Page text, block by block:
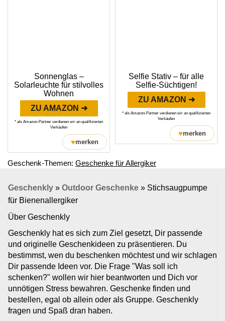
Sonnenglas –
Solarleuchte für stilvolles
Wohnen
ZU AMAZON ➜
* als Amazon-Partner verdienen wir an qualifizierten
Verkäufen
♥merken
Selfie Stativ – für alle
Selfie-Süchtigen!
ZU AMAZON ➜
* als Amazon-Partner verdienen wir an qualifizierten
Verkäufen
♥merken
Geschenk-Themen: Geschenke für Allergiker
Geschenkly » Outdoor Geschenke » Stichsaugpumpe
für Bienenallergiker
Über Geschenkly
Geschenkly hat es sich zum Ziel gesetzt, Dir passende
und originelle Geschenkideen zu präsentieren. Du
bestimmst, wen du beschenken möchtest und wir schlagen
Dir passende Ideen vor. Die Frage "Was soll ich
schenken?" wollen wir hier beantworten und Dich vor
unnötigen Stress bewahren. Geschenke finden und
bestellen, egal ob allein oder als Gruppe. Geschenkly
fragen und Spaß dran haben.